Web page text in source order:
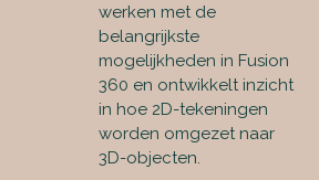
werken met de
belangrijkste
mogelijkheden in Fusion
360 en ontwikkelt inzicht
in hoe 2D-tekeningen
worden omgezet naar
3D-objecten.